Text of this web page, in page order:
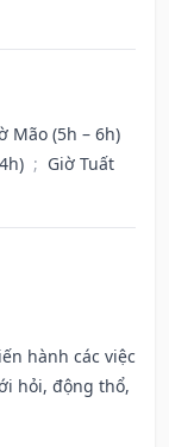
Mão (5h – 6h)
; Giờ Tuất
hành các việc
hỏi, động thổ,